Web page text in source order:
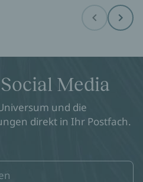
Before Next
Media
und die
direkt in Ihr Postfach.